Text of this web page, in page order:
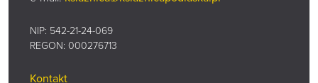
NIP: 542-21-24-069
REGON: 000276713
Kontakt